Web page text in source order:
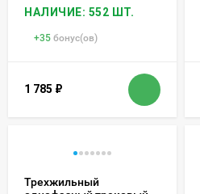
НАЛИЧИЕ: 552 ШТ.
+35 бонус(ов)
1 785 ₽
Трехжильный